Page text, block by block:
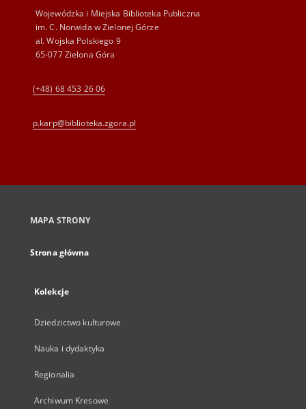
Wojewódzka i Miejska Biblioteka Publiczna
im. C. Norwida w Zielonej Górze
al. Wojska Polskiego 9
65-077 Zielona Góra
(+48) 68 453 26 06
p.karp@biblioteka.zgora.pl
MAPA STRONY
Strona główna
Kolekcje
Dziedzictwo kulturowe
Nauka i dydaktyka
Regionalia
Archiwum Kresowe